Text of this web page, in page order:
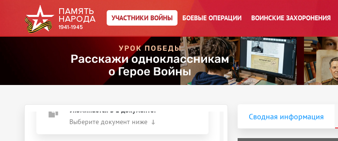
УЧАСТНИКИ ВОЙНЫ БОЕВЫЕ ОПЕРАЦИИ ВОИНСКИЕ ЗАХОРОНЕНИЯ
Главная страница
←К результатам поиска
Осепян Оганес Мкртин.
Год рождения:
Скачать документы
Упоминается в 1 документе:
Выберите документ ниже
Сводная информация